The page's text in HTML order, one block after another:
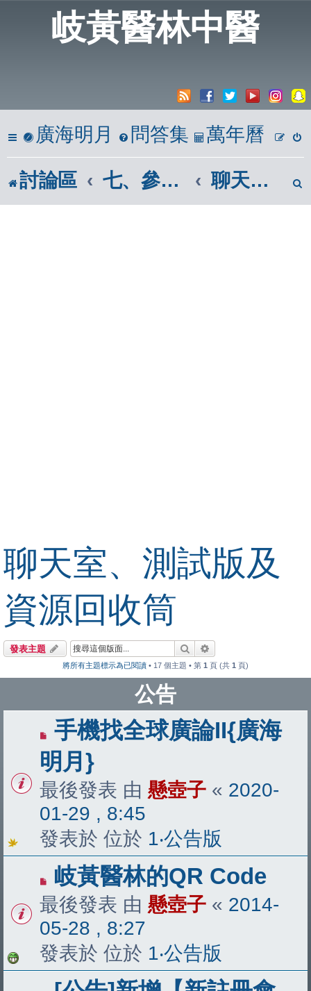
岐黃醫林中醫
廣海明月 問答集 萬年曆
討論區 七、參考區 聊天室、測試版及資源回收筒
聊天室、測試版及
資源回收筒
發表主題 搜尋
將所有主題標示為已閱讀 • 17 個主題 • 第 1 頁 (共 1 頁)
公告
手機找全球廣論II{廣海
明月}
最後發表 由 懸壺子 « 2020-
01-29 , 8:45
發表於 位於 1‧公告版
岐黃醫林的QR Code
最後發表 由 懸壺子 « 2014-
05-28 , 8:27
發表於 位於 1‧公告版